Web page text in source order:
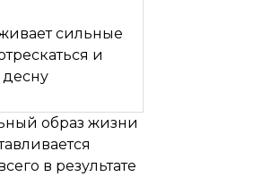
сильные
и
образ жизни
в результате